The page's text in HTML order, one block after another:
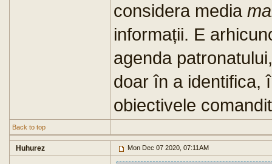
considera media
informații. E
agenda
doar în a identifica,
obiectivele
Back to top
Huhurez Mon Dec 07 2020, 07:11AM